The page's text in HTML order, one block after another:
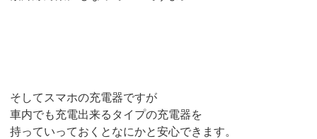
そしてスマホの充電器ですが
車内でも充電出来るタイプの充電器を
持っていっておくとなにかと安心できます。